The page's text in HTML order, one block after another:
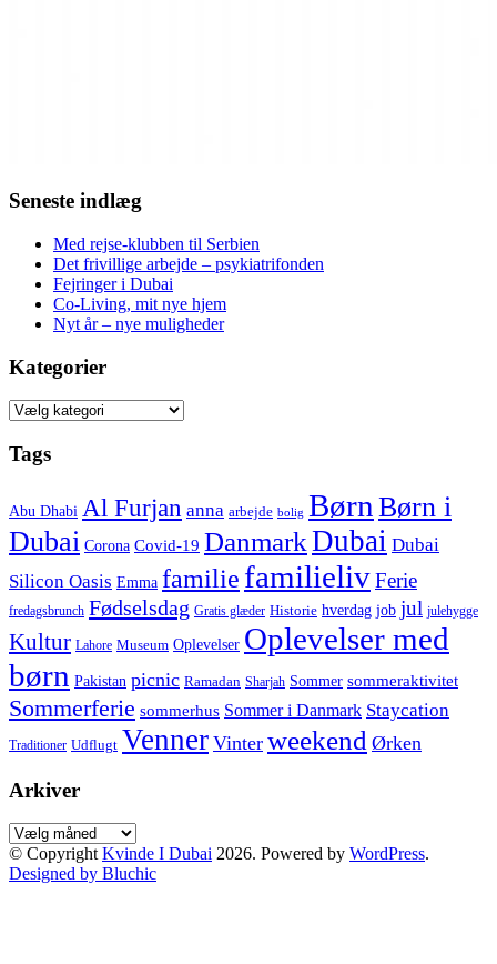
Seneste indlæg
Med rejse-klubben til Serbien
Det frivillige arbejde – psykiatrifonden
Fejringer i Dubai
Co-Living, mit nye hjem
Nyt år – nye muligheder
Kategorier
Kategorier
Tags
Abu Dhabi Al Furjan anna arbejde bolig Børn Børn i
Dubai Corona Covid-19 DanmarkDubai Dubai
Silicon Oasis Emma familie familielivFerie
fredagsbrunch Fødselsdag Gratis glæder Historie hverdag job jul julehygge
Kultur Lahore Museum Oplevelser Oplevelser med
børn Pakistan picnic Ramadan Sharjah Sommer sommeraktivitet
Sommerferie sommerhus Sommer i Danmark Staycation
Traditioner Udflugt Venner Vinter weekend Ørken
Arkiver
Arkiver
© Copyright Kvinde I Dubai 2026. Powered by WordPress.
Designed by Bluchic